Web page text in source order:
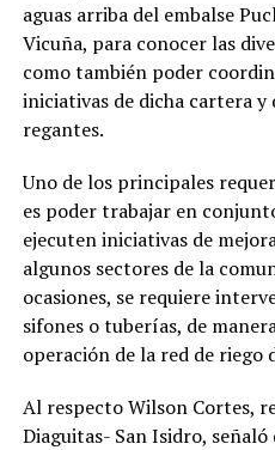
aguas arriba del embalse
Vicuña, para conocer las
como también poder
iniciativas de dicha cartera
regantes.
Uno de los principales
es poder trabajar en
ejecuten iniciativas de
algunos sectores de la
ocasiones, se requiere
sifones o tuberías, de
operación de la red de riego
Al respecto Wilson Cortes,
Diaguitas- San Isidro,